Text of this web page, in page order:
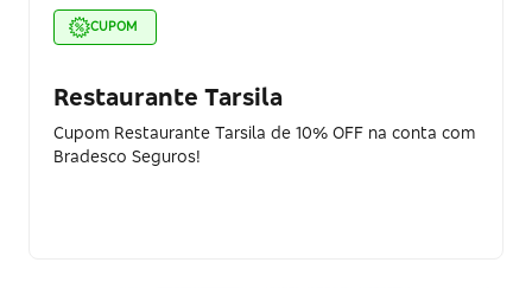
CUPOM
Restaurante Tarsila
Cupom Restaurante Tarsila de 10% OFF na conta com
Bradesco Seguros!